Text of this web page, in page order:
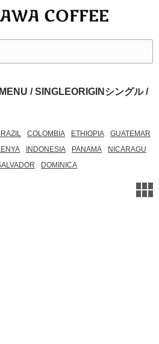
/SINGLEORIGINシングル/
COLOMBIA ETHIOPIA
GUATEMAR
INDONESIA PANAMA
NICARAGU
DOMINICA